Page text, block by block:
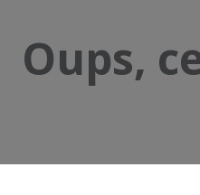
Oups,